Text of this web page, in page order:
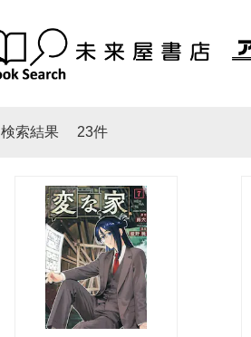
検索結果 23件